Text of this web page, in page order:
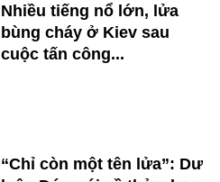
Nhiều tiếng nổ lớn, lửa
bùng cháy ở Kiev sau
cuộc tấn công...
“Chỉ còn một tên lửa”: Dư